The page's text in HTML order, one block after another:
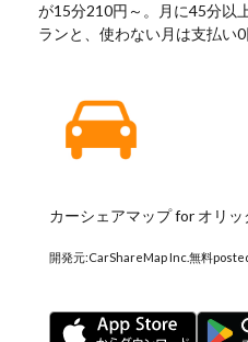
が15分210円～。月に45分以
ランと、使わない月は支払い
カーシェアマップ for オリ
開発元:CarShareMap Inc.無料